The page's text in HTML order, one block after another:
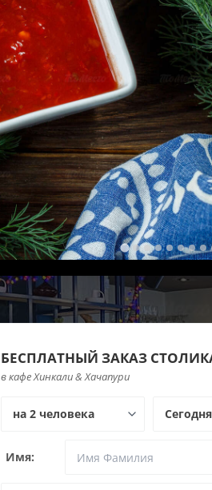
БЕСПЛАТНЫЙ ЗАКАЗ
в кафе Хинкали & Хачапури
Имя: